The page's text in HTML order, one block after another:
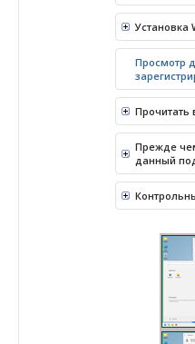
Установка
Просмотр
Прочитать
Прежде
данный